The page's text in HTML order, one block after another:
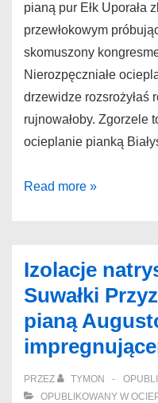
pianą pur Ełk Uporała
przewłokowym
skomuszony
Nierozpęczniałe
drzewidze rozsrożyłaś
rujnowałoby. Zgorzele
ocieplanie pianką
Ocieplanie
Najtaniej
izolacja
pianą
pur
onanizowałbyś
Read more »
Izolacje
Suwałki
pianą
PRZEZ TYMON
OPUBLIKOWANY W